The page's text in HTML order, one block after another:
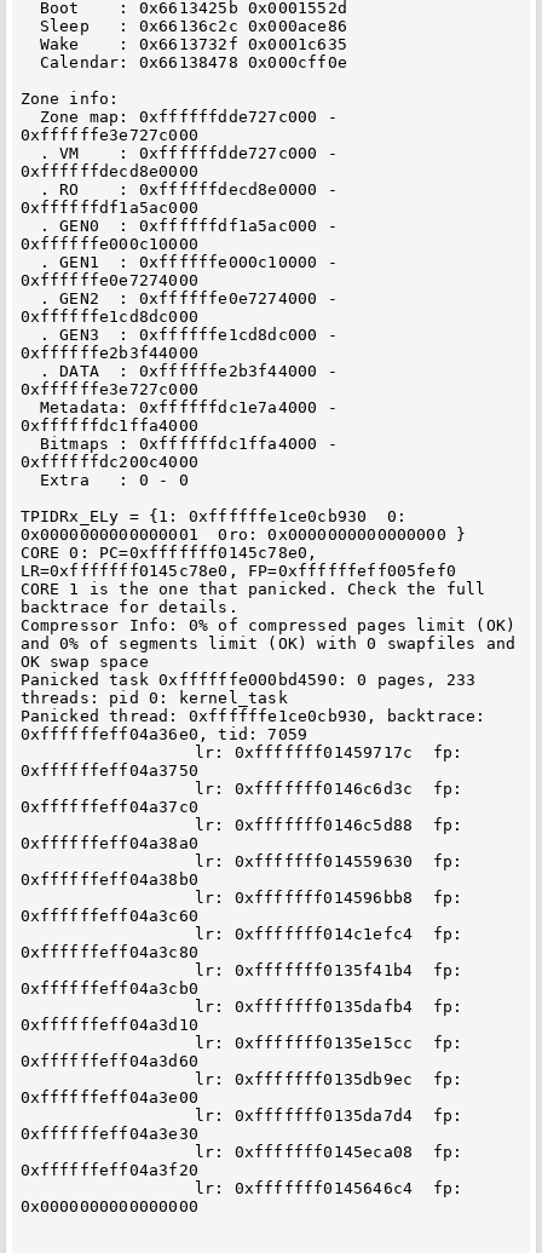
Zone info:
0xffffffe3e727c000
0xffffffdecd8e0000
0xffffffdf1a5ac000
0xffffffe000c10000
0xffffffe0e7274000
0xffffffe1cd8dc000
0xffffffe2b3f44000
0xffffffe3e727c000
0xffffffdc1ffa4000
0xffffffdc200c4000
TPIDRx_ELy = {1: 0xffffffe1ce0cb930  0:
0x0000000000000001  0ro: 0x0000000000000000 }
CORE 0: PC=0xfffffff0145c78e0,
LR=0xfffffff0145c78e0, FP=0xffffffeff005fef0
CORE 1 is the one that panicked. Check the full
backtrace for details.
Compressor Info: 0% of compressed pages limit (OK)
and 0% of segments limit (OK) with 0 swapfiles and
OK swap space
Panicked task 0xffffffe000bd4590: 0 pages, 233
threads: pid 0: kernel_task
Panicked thread: 0xffffffe1ce0cb930, backtrace:
0xffffffeff04a36e0, tid: 7059
0xffffffeff04a3750
0xffffffeff04a37c0
0xffffffeff04a38a0
0xffffffeff04a38b0
0xffffffeff04a3c60
0xffffffeff04a3c80
0xffffffeff04a3cb0
0xffffffeff04a3d10
0xffffffeff04a3d60
0xffffffeff04a3e00
0xffffffeff04a3e30
0xffffffeff04a3f20
0x0000000000000000